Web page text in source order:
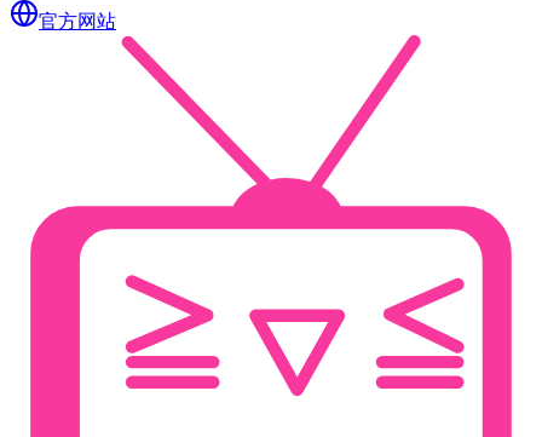
官方网站